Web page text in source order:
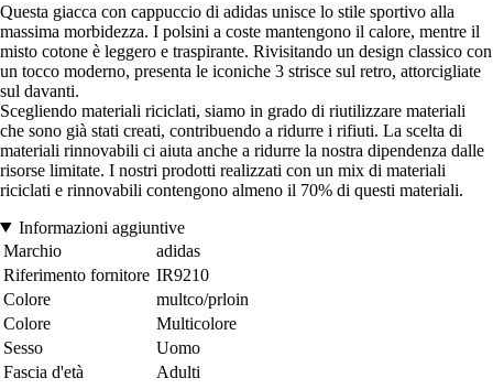
Questa giacca con cappuccio di adidas unisce lo stile sportivo alla
massima morbidezza. I polsini a coste mantengono il calore, mentre il
misto cotone è leggero e traspirante. Rivisitando un design classico con
un tocco moderno, presenta le iconiche 3 strisce sul retro, attorcigliate
sul davanti.
Scegliendo materiali riciclati, siamo in grado di riutilizzare materiali
che sono già stati creati, contribuendo a ridurre i rifiuti. La scelta di
materiali rinnovabili ci aiuta anche a ridurre la nostra dipendenza dalle
risorse limitate. I nostri prodotti realizzati con un mix di materiali
riciclati e rinnovabili contengono almeno il 70% di questi materiali.
Informazioni aggiuntive
Marchio
adidas
Riferimento fornitore IR9210
Colore
multco/prloin
Colore
Multicolore
Sesso
Uomo
Fascia d'età
Adulti